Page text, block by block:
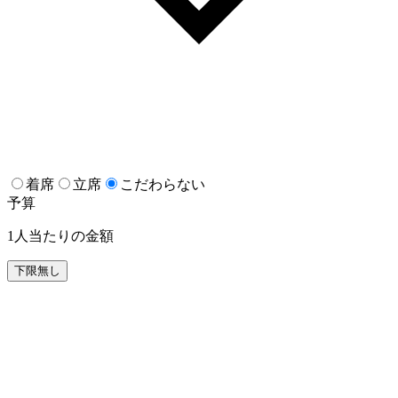
着席 立席
こだわらない
予算
1人当たりの金額
下限無し